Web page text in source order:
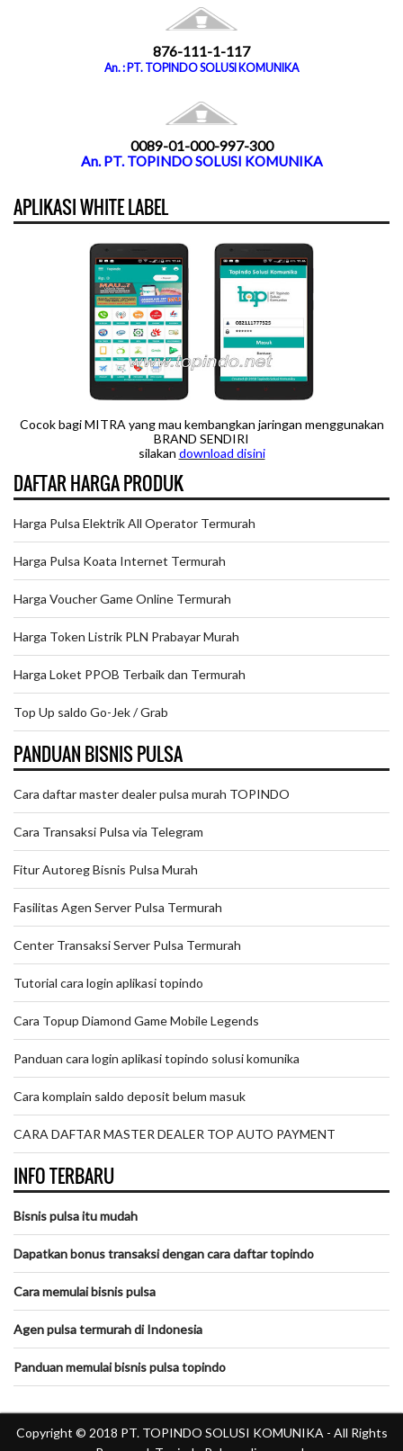
876-111-1-117
An. : PT. TOPINDO SOLUSI KOMUNIKA
0089-01-000-997-300
An. PT. TOPINDO SOLUSI KOMUNIKA
APLIKASI WHITE LABEL
Cocok bagi MITRA yang mau kembangkan jaringan menggunakan
BRAND SENDIRI
silakan download disini
DAFTAR HARGA PRODUK
Harga Pulsa Elektrik All Operator Termurah
Harga Pulsa Koata Internet Termurah
Harga Voucher Game Online Termurah
Harga Token Listrik PLN Prabayar Murah
Harga Loket PPOB Terbaik dan Termurah
Top Up saldo Go-Jek / Grab
PANDUAN BISNIS PULSA
Cara daftar master dealer pulsa murah TOPINDO
Cara Transaksi Pulsa via Telegram
Fitur Autoreg Bisnis Pulsa Murah
Fasilitas Agen Server Pulsa Termurah
Center Transaksi Server Pulsa Termurah
Tutorial cara login aplikasi topindo
Cara Topup Diamond Game Mobile Legends
Panduan cara login aplikasi topindo solusi komunika
Cara komplain saldo deposit belum masuk
CARA DAFTAR MASTER DEALER TOP AUTO PAYMENT
INFO TERBARU
Bisnis pulsa itu mudah
Dapatkan bonus transaksi dengan cara daftar topindo
Cara memulai bisnis pulsa
Agen pulsa termurah di Indonesia
Panduan memulai bisnis pulsa topindo
Copyright © 2018 PT. TOPINDO SOLUSI KOMUNIKA - All Rights